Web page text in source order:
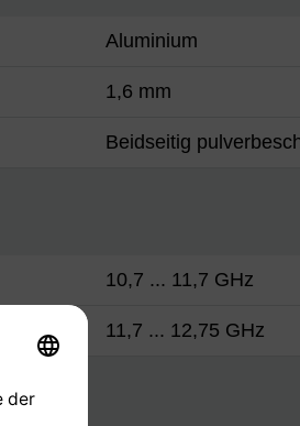
Aluminium
1,6 mm
Beidseitig
10,7 ... 11,7 GHz
11,7 ... 12,75 GHz